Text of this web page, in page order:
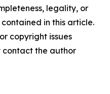
legality, or
in this article.
copyright issues
contact the author